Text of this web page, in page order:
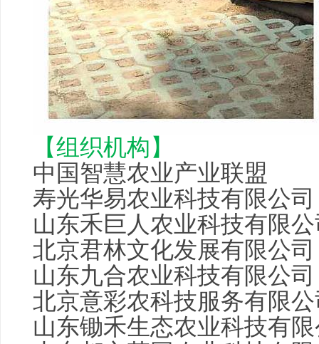
【组织机构】
中国智慧农业产业联盟
寿光华易农业科技有限公司
山东禾巨人农业科技有限
北京君林文化发展有限公司
山东九合农业科技有限公司
北京意彩农科技服务有限
山东锄禾生态农业科技有